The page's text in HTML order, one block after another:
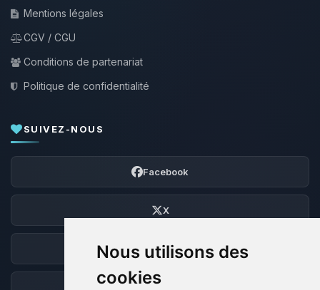
Nous utilisons des
cookies
Mentions légales
CGV / CGU
Conditions de partenariat
Politique de confidentialité
SUIVEZ-NOUS
Facebook
X
Discord
Forum